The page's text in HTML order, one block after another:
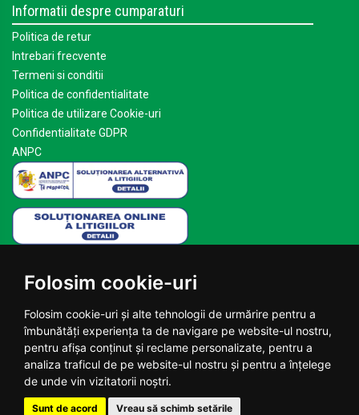
Folosim cookie-uri
Folosim cookie-uri și alte tehnologii de urmărire pentru a
îmbunătăți experiența ta de navigare pe website-ul nostru,
pentru afișa conținut și reclame personalizate, pentru a
analiza traficul de pe website-ul nostru și pentru a înțelege
de unde vin vizitatorii noștri.
Sunt de acord Vreau să schimb setările
Informatii despre cumparaturi
Politica de retur
Intrebari frecvente
Termeni si conditii
Politica de confidentialitate
Politica de utilizare Cookie-uri
Confidentialitate GDPR
ANPC
Acasa
Despre noi
Blog
Contact
© 2026 Planteea.ro - Toate drepturile rezervate.